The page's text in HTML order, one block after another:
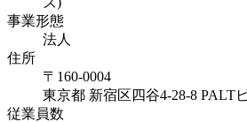
事業形態
法人
住所
〒 160-0004
東京都 新宿区四谷4-28-8 PALT
従業員数